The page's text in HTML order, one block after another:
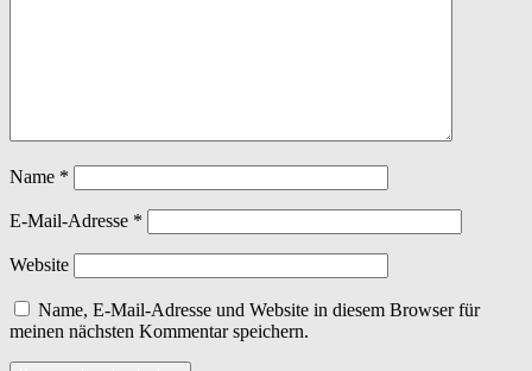
Name *
E-Mail-Adresse *
Website
Name, E-Mail-Adresse und Website in diesem Browser für
meinen nächsten Kommentar speichern.